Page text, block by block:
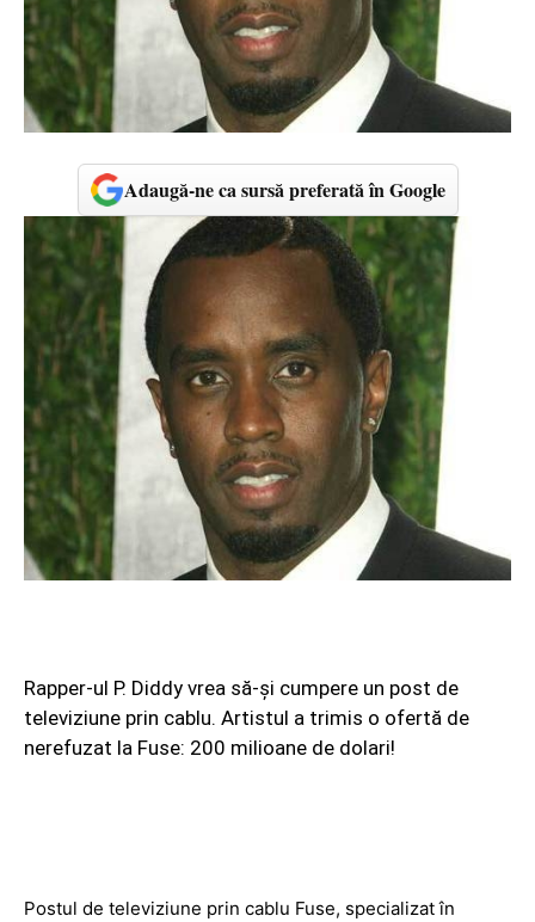
Adaugă-ne ca sursă preferată în Google
Rapper-ul P. Diddy vrea să-şi cumpere un post de
televiziune prin cablu. Artistul a trimis o ofertă de
nerefuzat la Fuse: 200 milioane de dolari!
Postul de televiziune prin cablu Fuse, specializat în